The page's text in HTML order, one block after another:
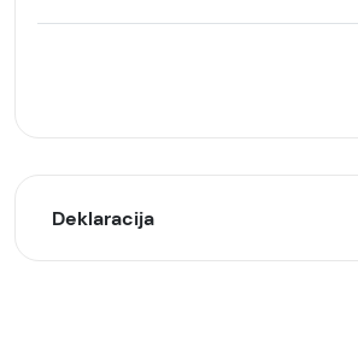
Deklaracija